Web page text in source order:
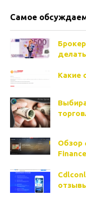
Самое
Какие
Обзор
Finance